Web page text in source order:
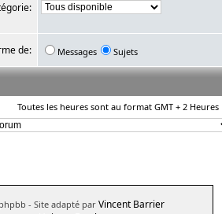
de: Messages Sujets
Toutes les heures sont au format GMT + 2 Heures
- Site adapté par Vincent Barrier